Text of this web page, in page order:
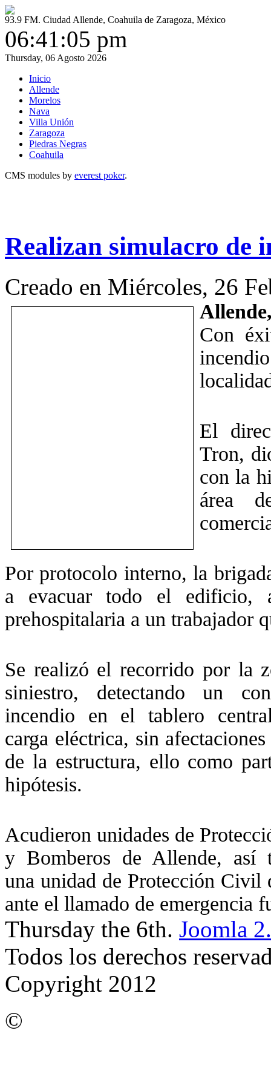
93.9 FM. Ciudad Allende, Coahuila de Zaragoza, México
06:41:05 pm
Thursday, 06 Agosto 2026
Inicio
Allende
Morelos
Nava
Villa Unión
Zaragoza
Piedras Negras
Coahuila
CMS modules by everest poker.
Realizan simulacro de
Creado en Miércoles, 26
Con
El
Tron,
con la
área
Por protocolo interno, la
a evacuar todo el edificio,
prehospitalaria a un trabajador
Se realizó el recorrido por la
siniestro, detectando un
incendio en el tablero
carga eléctrica, sin
de la estructura, ello como
hipótesis.
Acudieron unidades de
y Bomberos de Allende, así
una unidad de Protección
ante el llamado de emergencia
Thursday the 6th. Joomla
Todos los derechos
Copyright 2012
©